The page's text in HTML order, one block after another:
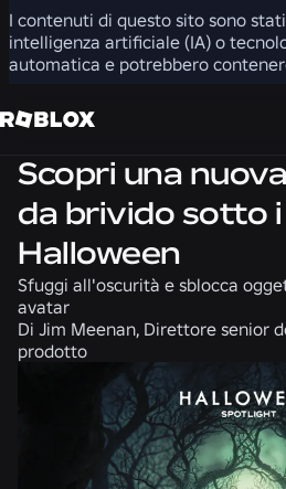
I contenuti di questo sito sono
intelligenza artificiale (IA) o
automatica e potrebbero
Condividi
Scopri una
da brivido sotto
Halloween
Sfuggi all'oscurità e sblocca
avatar
Di Jim Meenan, Direttore senior
prodotto